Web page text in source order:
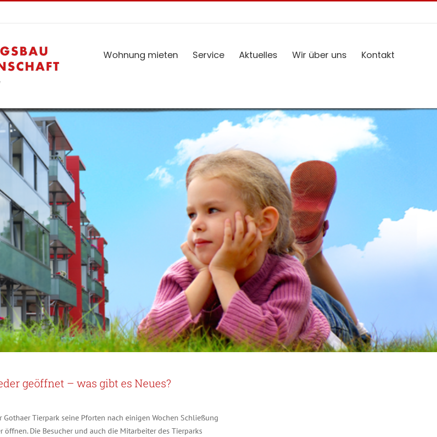
Wohnung mieten Service Aktuelles Wir über uns Kontakt
geöffnet – was gibt es Neues?
Tierpark seine Pforten nach einigen Wochen Schließung
Die Besucher und auch die Mitarbeiter des Tierparks